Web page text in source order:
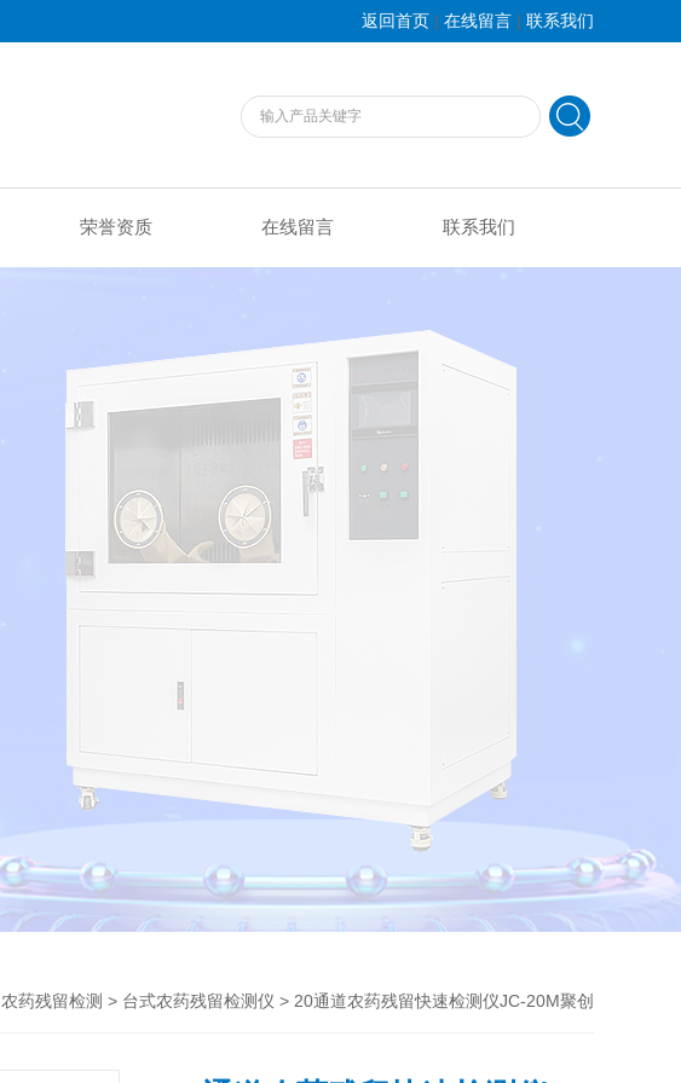
返回首页 | 在线留言 | 联系我们
荣誉资质 在线留言 联系我们
农药残留检测 > 台式农药残留检测仪 > 20通道农药残留快速检测仪JC-20M聚创